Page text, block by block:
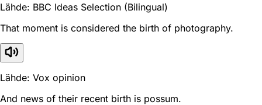
Lähde: BBC Ideas Selection (Bilingual)
That moment is considered the birth of photography.
Lähde: Vox opinion
And news of their recent birth is possum.